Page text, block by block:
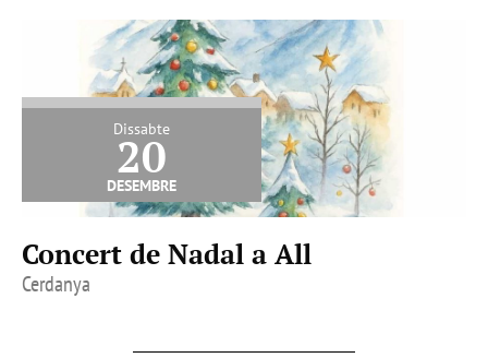
Dissabte
20
desembre
Concert de Nadal a All
Cerdanya